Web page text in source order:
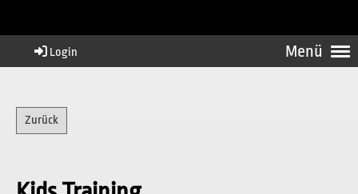
Menü
Login
Zurück